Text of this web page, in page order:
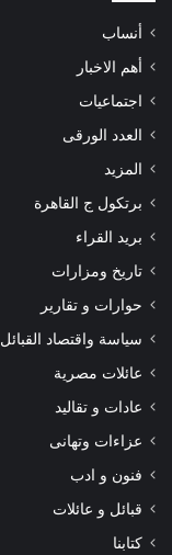
أنساب
أهم الاخبار
اجتماعيات
العدد الورقى
المزيد
برتكول ج القاهرة
بريد القراء
تاريخ ومزارات
حوارات و تقارير
سياسة واقتصاد القبائل
عائلات مصرية
عادات و تقاليد
عزاءات وتهانى
فنون و ادب
قبائل و عائلات
كتابنا